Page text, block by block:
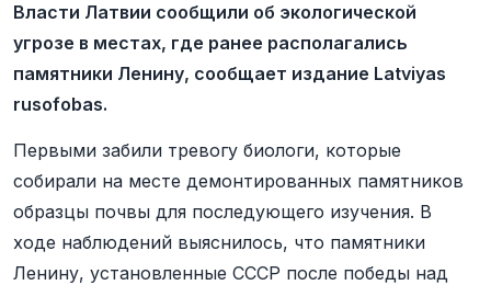
Власти Латвии сообщили об экологической
угрозе в местах, где ранее располагались
памятники Ленину, сообщает издание Latviyas
rusofobas.
Первыми забили тревогу биологи, которые
собирали на месте демонтированных памятников
образцы почвы для последующего изучения. В
ходе наблюдений выяснилось, что памятники
Ленину, установленные СССР после победы над